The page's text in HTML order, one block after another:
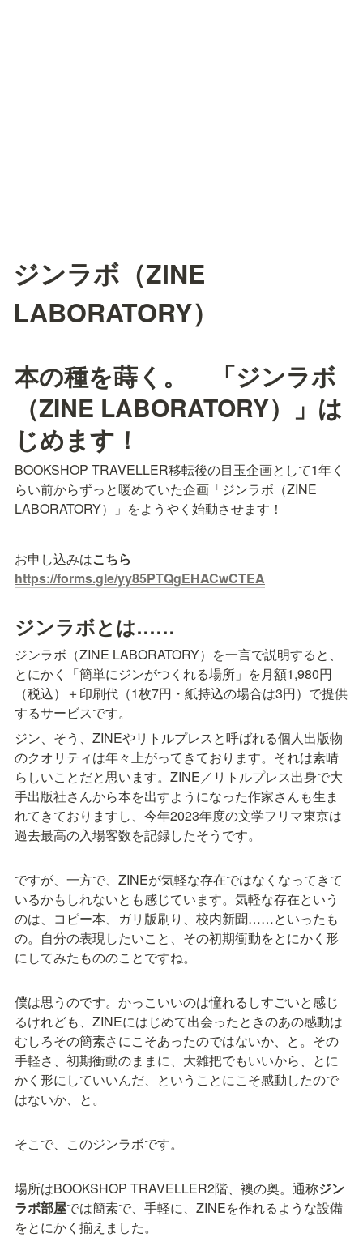
ジンラボ（ZINE
LABORATORY）
本の種を蒔く。　「ジンラボ
（ZINE LABORATORY）」は
じめます！
BOOKSHOP TRAVELLER移転後の目玉企画として1年く
らい前からずっと暖めていた企画「ジンラボ（ZINE
LABORATORY）」をようやく始動させます！
お申し込みはこちら
https://forms.gle/yy85PTQgEHACwCTEA
ジンラボとは……
ジンラボ（ZINE LABORATORY）を一言で説明すると、
とにかく「簡単にジンがつくれる場所」を月額1,980円
（税込）＋印刷代（1枚7円・紙持込の場合は3円）で提供
ジン、そう、ZINEやリトルプレスと呼ばれる個人出版物
のクオリティは年々上がってきております。それは素晴
らしいことだと思います。ZINE／リトルプレス出身で大
手出版社さんから本を出すようになった作家さんも生ま
れてきておりますし、今年2023年度の文学フリマ東京は
過去最高の入場客数を記録したそうです。
ですが、一方で、ZINEが気軽な存在ではなくなってきて
いるかもしれないとも感じています。気軽な存在という
のは、コピー本、ガリ版刷り、校内新聞……といったも
の。自分の表現したいこと、その初期衝動をとにかく形
にしてみたもののことですね。
僕は思うのです。かっこいいのは憧れるしすごいと感じ
るけれども、ZINEにはじめて出会ったときのあの感動は
むしろその簡素さにこそあったのではないか、と。その
手軽さ、初期衝動のままに、大雑把でもいいから、とに
かく形にしていいんだ、ということにこそ感動したので
はないか、と。
そこで、このジンラボです。
場所はBOOKSHOP TRAVELLER2階、襖の奥。通称ジン
ラボ部屋では簡素で、手軽に、ZINEを作れるような設備
をとにかく揃えました。